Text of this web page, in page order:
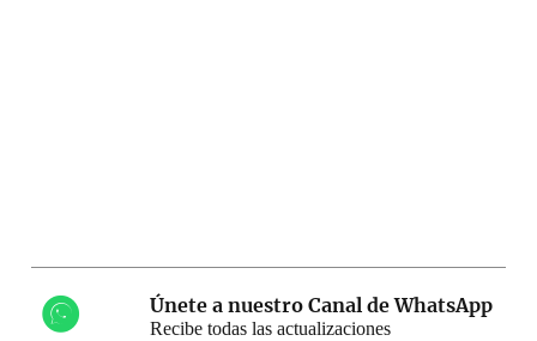
Únete a nuestro Canal de WhatsApp
Recibe todas las actualizaciones